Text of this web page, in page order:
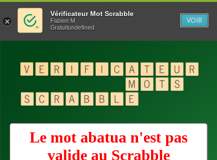
Le mot abatua n'est pas
valide au Scrabble
Vérificateur Mot Scrabble
Fabien M
Gratuitundefined
VOIR